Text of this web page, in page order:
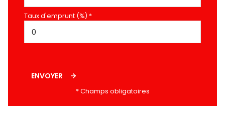
Taux d'emprunt (%) *
ENVOYER
* Champs obligatoires